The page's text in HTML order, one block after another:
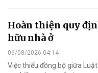
Hoàn thiện quy
hữu nhà ở
06/08/2026 04:14
Việc thiếu đồng bộ giữa